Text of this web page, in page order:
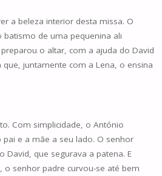
a beleza interior desta missa. O
de uma pequenina ali
o altar, com a ajuda do David
juntamente com a Lena, o ensina
Com simplicidade, o António
e a mãe a seu lado. O senhor
David, que segurava a patena. E
o senhor padre curvou-se até bem